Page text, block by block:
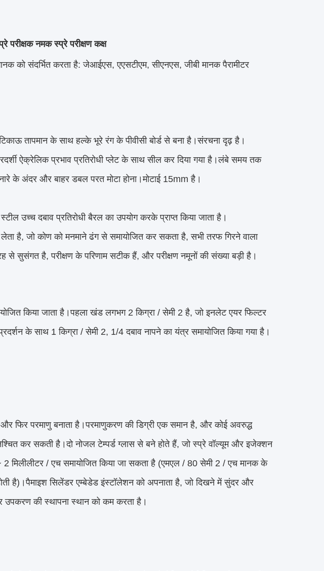
नमक स्प्रे परीक्षण कक्ष
को संदर्भित करता है: जेआईएस, एएसटीएम, सीएनएस, जीबी मानक पैरामीटर
तापमान के साथ हल्के भूरे रंग के पीवीसी बोर्ड से बना है।संरचना दृढ़ है।
ऐक्रेलिक प्रभाव प्रतिरोधी प्लेट के साथ सील कर दिया गया है।लंबे समय तक
के अंदर और बाहर डबल परत मोटा होना।मोटाई 15mm है।
उच्च दबाव प्रतिरोधी बैरल का उपयोग करके प्राप्त किया जाता है।
लेता है, जो कोण को मनमाने ढंग से समायोजित कर सकता है, सभी तरफ गिरने वाला
से सुसंगत है, परीक्षण के परिणाम सटीक हैं, और परीक्षण नमूनों की संख्या बड़ी है।
किया जाता है।पहला खंड लगभग 2 किग्रा / सेमी 2 है, जो इनलेट एयर फिल्टर
के साथ 1 किग्रा / सेमी 2, 1/4 दबाव नापने का यंत्र समायोजित किया गया है।
और फिर परमाणु बनाता है।परमाणुकरण की डिग्री एक समान है, और कोई अवरुद्ध
कर सकती है।दो नोजल टेम्पर्ड ग्लास से बने होते हैं, जो स्प्रे वॉल्यूम और इजेक्शन
मिलीलीटर / एच समायोजित किया जा सकता है (एमएल / 80 सेमी 2 / एच मानक के
है)।पैमाइश सिलेंडर एम्बेडेड इंस्टॉलेशन को अपनाता है, जो दिखने में सुंदर और
की स्थापना स्थान को कम करता है।